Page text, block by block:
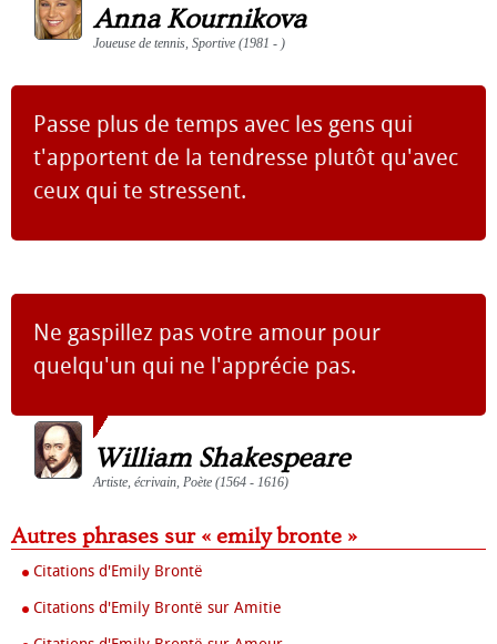
Anna Kournikova
Joueuse de tennis, Sportive (1981 - )
Passe plus de temps avec les gens qui
t'apportent de la tendresse plutôt qu'avec
ceux qui te stressent.
Ne gaspillez pas votre amour pour
quelqu'un qui ne l'apprécie pas.
William Shakespeare
Artiste, écrivain, Poète (1564 - 1616)
Autres phrases sur « emily bronte »
Citations d'Emily Brontë
Citations d'Emily Brontë sur Amitie